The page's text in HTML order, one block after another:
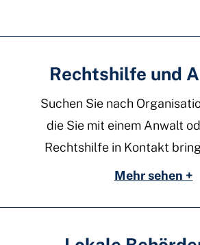
Rechtshilfe und
Suchen Sie nach
die Sie mit einem Anwalt
Rechtshilfe in Kontakt
Mehr sehen +